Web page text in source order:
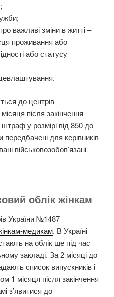
важливі зміни в житті –
проживання або
або статусу
до центрів
після закінчення
штраф у розмірі від 850 до
для керівників
військовозобов’язані
облік жінкам
України №1487
медикам. В Україні
на облік ще під час
закладі. За 2 місяці до
список випускників і
1 місяця після закінчення
з’явитися до